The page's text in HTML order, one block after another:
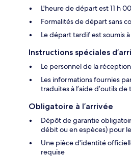
L'heure de départ est 11 h 00
Formalités de départ sans
Le départ tardif est soumis
Instructions spéciales
Le personnel de la
Les informations fournies
traduites à l’aide d’outils
Obligatoire à l’arrivée
Dépôt de garantie
débit ou en espèces) pour
Une pièce d'identité
requise